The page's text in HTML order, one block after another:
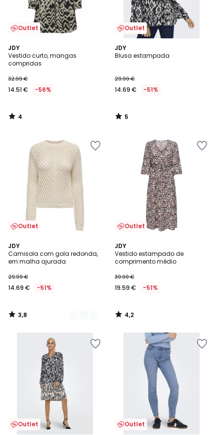
Outlet
JDY
Vestido curto, mangas
compridas
32.99 €
14.51 € -56%
4
/
5
4
/
Outlet
JDY
Blusa estampada
29.99 €
14.69 € -51%
5
/
5
/
Outlet
JDY
Camisola com gola redonda,
em malha ajurada
29.99 €
14.69 € -51%
3,8
/ 5
2
Cores
3,8
/
Outlet
JDY
Vestido estampado de
comprimento médio
39.99 €
19.59 € -51%
4,2
/ 5
4,2
/
Outlet Outlet